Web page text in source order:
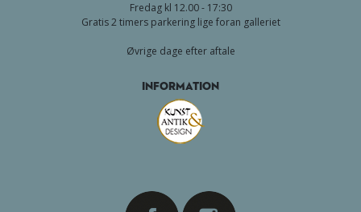
Fredag kl 12.00 - 17:30
Gratis 2 timers parkering lige foran galleriet
Øvrige dage efter aftale
Information